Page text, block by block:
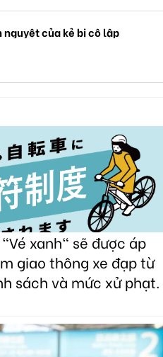
nguyệt của kẻ bị cô lập
xanh" sẽ được áp
giao thông xe đạp từ
sách và mức xử phạt.